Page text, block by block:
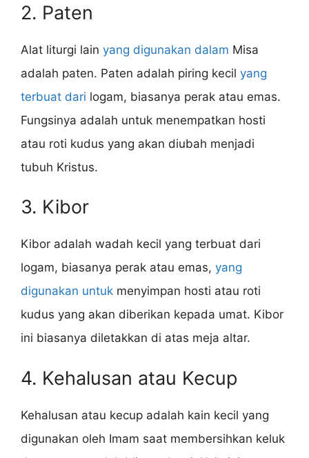
2. Paten
Alat liturgi lain yang digunakan dalam Misa
adalah paten. Paten adalah piring kecil yang
terbuat dari logam, biasanya perak atau emas.
Fungsinya adalah untuk menempatkan hosti
atau roti kudus yang akan diubah menjadi
tubuh Kristus.
3. Kibor
Kibor adalah wadah kecil yang terbuat dari
logam, biasanya perak atau emas, yang
digunakan untuk menyimpan hosti atau roti
kudus yang akan diberikan kepada umat. Kibor
ini biasanya diletakkan di atas meja altar.
4. Kehalusan atau Kecup
Kehalusan atau kecup adalah kain kecil yang
digunakan oleh Imam saat membersihkan keluk